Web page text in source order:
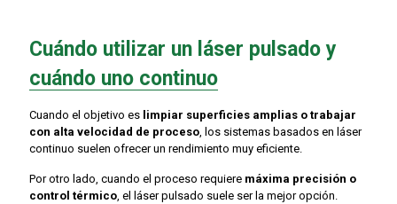
Cuándo utilizar un láser pulsado y
cuándo uno continuo
Cuando el objetivo es limpiar superficies amplias o trabajar
con alta velocidad de proceso, los sistemas basados en láser
continuo suelen ofrecer un rendimiento muy eficiente.
Por otro lado, cuando el proceso requiere máxima precisión o
control térmico, el láser pulsado suele ser la mejor opción.